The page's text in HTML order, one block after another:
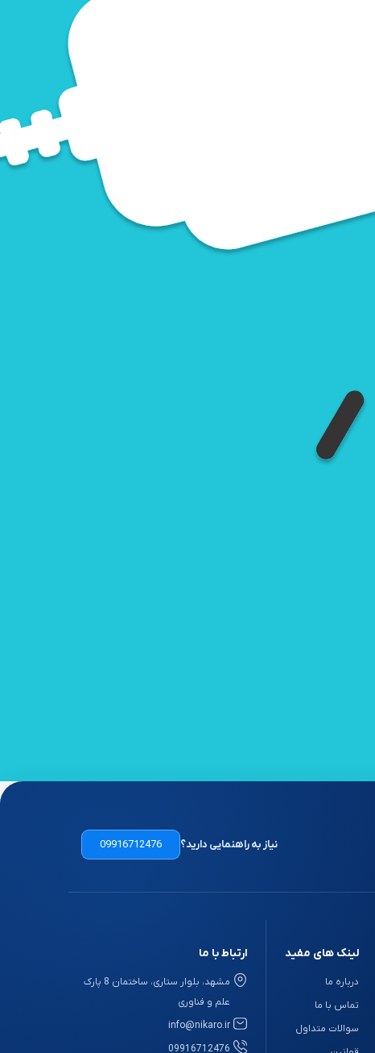
نیاز به راهنمایی دارید؟ 09916712476
لینک های مفید
درباره ما
تماس با ما
سوالات متداول
ارتباط با ما
مشهد، بلوار ستاری، ساختمان 8 پارک
علم و فناوری
info@nikaro.ir
09916712476